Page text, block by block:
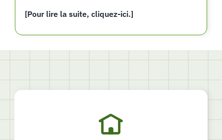
[Pour lire la suite, cliquez-ici.]